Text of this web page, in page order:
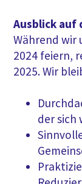
Ausblick auf
Während wir
2024 feiern,
2025. Wir
der sich